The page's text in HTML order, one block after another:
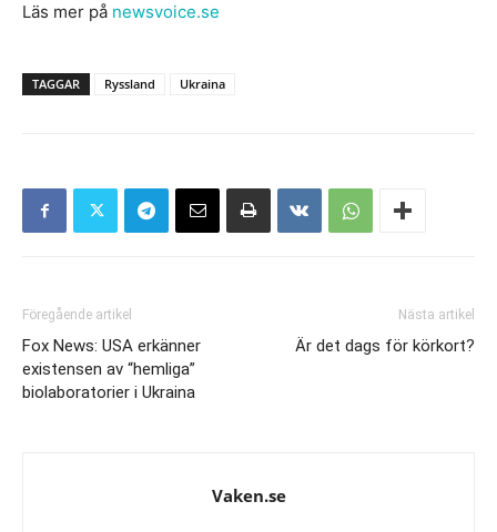
Läs mer på newsvoice.se
TAGGAR Ryssland Ukraina
Föregående artikel
Fox News: USA erkänner
existensen av “hemliga”
biolaboratorier i Ukraina
Nästa artikel
Är det dags för körkort?
Vaken.se